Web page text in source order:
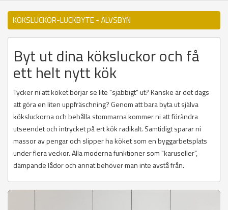
KÖKSLUCKOR-LUCKBYTE - ÄLVSBYN
Byt ut dina köksluckor och få
ett helt nytt kök
Tycker ni att köket börjar se lite "sjabbigt" ut? Kanske är det dags
att göra en liten uppfräschning? Genom att bara byta ut själva
köksluckorna och behålla stommarna kommer ni att förändra
utseendet och intrycket på ert kök radikalt. Samtidigt sparar ni
massor av pengar och slipper ha köket som en byggarbetsplats
under flera veckor. Alla moderna funktioner som "karuseller",
dämpande lådor och annat behöver man inte avstå från.